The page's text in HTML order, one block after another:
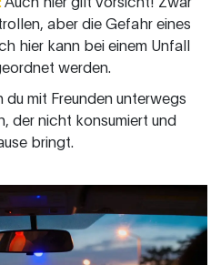
aber die Gefahr eines
hier kann bei einem Unfall
werden.
du mit Freunden unterwegs
der nicht konsumiert und
bringt.